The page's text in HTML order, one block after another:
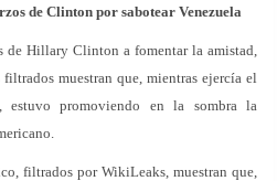
de Clinton por sabotear Venezuela
de Hillary Clinton a fomentar la amistad,
muestran que, mientras ejercía el
estuvo promoviendo en la sombra la
filtrados por WikiLeaks, muestran que,